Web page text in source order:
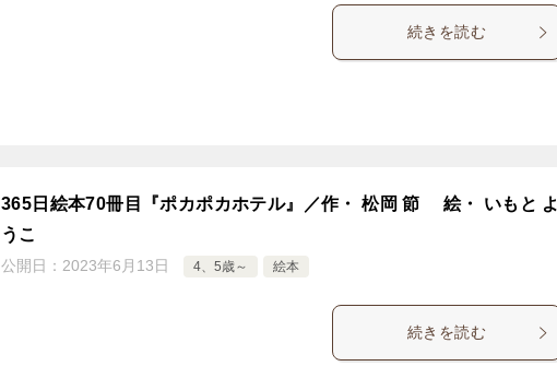
続きを読む
365日絵本70冊目『ポカポカホテル』／作・ 松岡 節 絵・ いもと よ
うこ
公開日： 2023年6月13日 4、5歳～ 絵本
続きを読む